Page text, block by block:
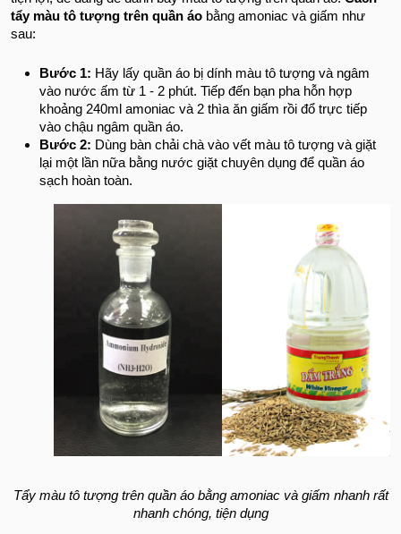
tẩy màu tô tượng trên quần áo bằng amoniac và giấm như
sau:
Bước 1: Hãy lấy quần áo bị dính màu tô tượng và ngâm
vào nước ấm từ 1 - 2 phút. Tiếp đến bạn pha hỗn hợp
khoảng 240ml amoniac và 2 thìa ăn giấm rồi đổ trực tiếp
vào chậu ngâm quần áo.
Bước 2: Dùng bàn chải chà vào vết màu tô tượng và giặt
lại một lần nữa bằng nước giặt chuyên dụng để quần áo
sạch hoàn toàn.
Tẩy màu tô tượng trên quần áo bằng amoniac và giấm nhanh rất
nhanh chóng, tiện dụng